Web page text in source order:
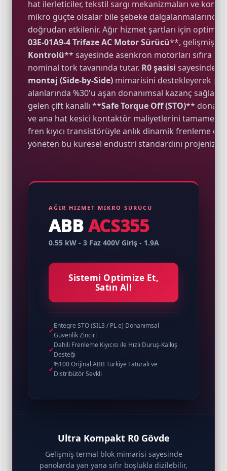
Yol Vericiler
Pako Şalterler
hat ilerleticiler, tekstil sargı mekanizmaları ve
mikro güçte olsalar bile şebeke
doğrudan etkilenir. Ağır hizmet şartları için
03E-01A9-4 Trifaze AC Motor Sürücü**, gelişmiş **
Kontrolü** sayesinde asenkron motorları sıfıra
nominal tork tavanında tutar. R0 şasisi sayesinde
montaj (Side-by-Side) mimarisini destekleyerek
alanlarında %30'u aşan donanımsal kazanç sağlar.
gelen çift kanallı **Safe Torque Off (STO)**
ve ana hat kesici kontaktör maliyetlerini tamamen
fren kıyıcı transistörüyle anlık dinamik frenleme
yöneten bu küresel endüstri standardını projenize
AĞIR HİZMET MİKRO SÜRÜCÜ
ABBACS355
0.55 kW - 3 Faz 400V Giriş - 1.9A
Sistemi Optimize Et,
Satın Al!
✔
Entegre STO (SIL3 / PL e) Donanımsal
Güvenlik Zinciri
✔
Dahili Frenleme Kıyıcısı ile Hızlı Duruş-Kalkış
Desteği
✔
%100 Orijinal ABB Türkiye Faturalı ve
Distribütör Sevkli
Ultra Kompakt R0 Gövde
Gelişmiş termal blok mimarisi sayesinde
panolarda yan yana sıfır boşlukla dizilebilir,